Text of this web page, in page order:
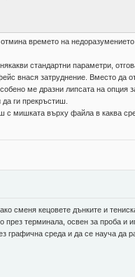
времето на недоразумението
стандартни параметри,
внася затруднение. Вместо
ме дразни липсата на
ги прекръстиш.
с мишката върху файла в каква
сменя кецовете дънките и
терминала, освен за проба
графична среда и да се науча